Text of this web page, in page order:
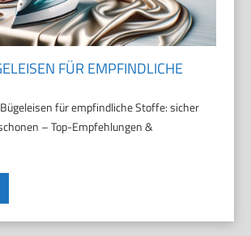
FÜR EMPFINDLICHE
für empfindliche Stoffe: sicher
– Top-Empfehlungen &